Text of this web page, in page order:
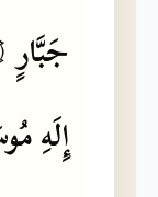
جَبَّارٍ
إِلَهِ